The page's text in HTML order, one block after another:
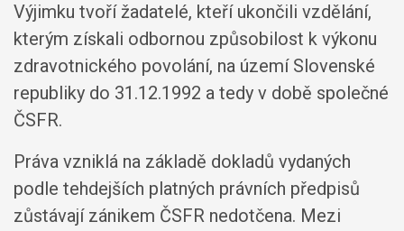
Výjimku tvoří žadatelé, kteří ukončili vzdělání,
kterým získali odbornou způsobilost k výkonu
zdravotnického povolání, na území Slovenské
republiky do 31.12.1992 a tedy v době společné
ČSFR.
Práva vzniklá na základě dokladů vydaných
podle tehdejších platných právních předpisů
zůstávají zánikem ČSFR nedotčena. Mezi